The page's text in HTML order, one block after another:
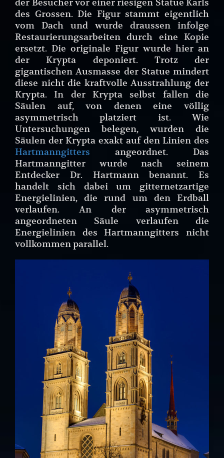
der Besucher vor einer riesigen Statue Karls
des Grossen. Die Figur stammt eigentlich
vom Dach und wurde draussen infolge
Restaurierungsarbeiten durch eine Kopie
ersetzt. Die originale Figur wurde hier an
der Krypta deponiert. Trotz der
gigantischen Ausmasse der Statue mindert
diese nicht die kraftvolle Ausstrahlung der
Krypta. In der Krypta selbst fallen die
Säulen auf, von denen eine völlig
asymmetrisch platziert ist. Wie
Untersuchungen belegen, wurden die
Säulen der Krypta exakt auf den Linien des
Hartmanngitters angeordnet. Das
Hartmanngitter wurde nach seinem
Entdecker Dr. Hartmann benannt. Es
handelt sich dabei um gitternetzartige
Energielinien, die rund um den Erdball
verlaufen. An der asymmetrisch
angeordneten Säule verlaufen die
Energielinien des Hartmanngitters nicht
vollkommen parallel.